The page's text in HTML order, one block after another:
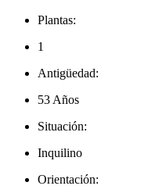
Plantas:
1
Antigüedad:
53 Años
Situación:
Inquilino
Orientación: